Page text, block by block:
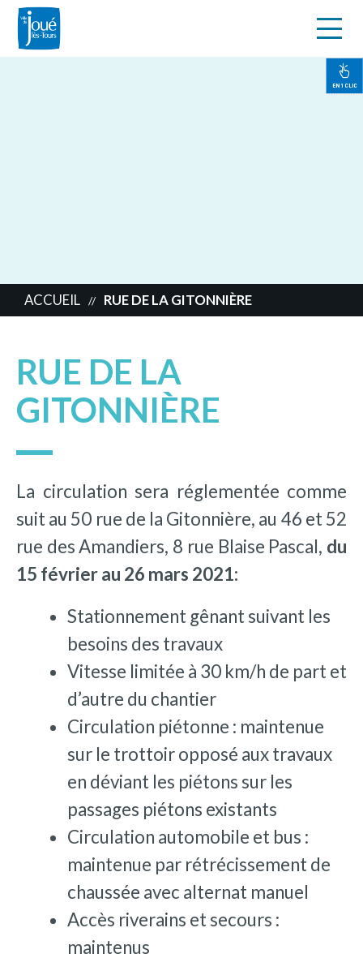
EN 1 CLIC
ACCUEIL // RUE DE LA GITONNIÈRE
RUE DE LA
GITONNIÈRE
La circulation sera réglementée comme
suit au 50 rue de la Gitonnière, au 46 et 52
rue des Amandiers, 8 rue Blaise Pascal, du
15 février au 26 mars 2021:
Stationnement gênant suivant les
besoins des travaux
Vitesse limitée à 30 km/h de part et
d’autre du chantier
Circulation piétonne : maintenue
sur le trottoir opposé aux travaux
en déviant les piétons sur les
passages piétons existants
Circulation automobile et bus :
maintenue par rétrécissement de
chaussée avec alternat manuel
Accès riverains et secours :
maintenus